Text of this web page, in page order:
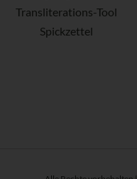
Transliterations-Tool
Spickzettel